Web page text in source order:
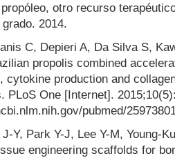
otro recurso
2014.
C, Depieri A, Da Silva S,
propolis combined
cytokine production and
PLoS One [Internet].
pubmed/
J-Y, Park Y-J, Lee Y-M, Young-
engineering scaffolds for